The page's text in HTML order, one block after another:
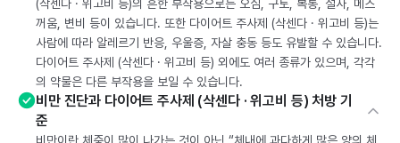
(삭센다 · 위고비 등)의 흔한 부작용으로는 오심, 구토, 복통, 설사, 메스
꺼움, 변비 등이 있습니다. 또한 다이어트 주사제 (삭센다 · 위고비 등)는
사람에 따라 알레르기 반응, 우울증, 자살 충동 등도 유발할 수 있습니다.
다이어트 주사제 (삭센다 · 위고비 등) 외에도 여러 종류가 있으며, 각각
의 약물은 다른 부작용을 보일 수 있습니다.
비만 진단과 다이어트 주사제 (삭센다 · 위고비 등) 처방 기
준